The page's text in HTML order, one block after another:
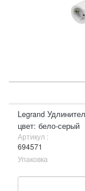
Legrand
цвет: бело-серый
Артикул :
694571
Упаковка